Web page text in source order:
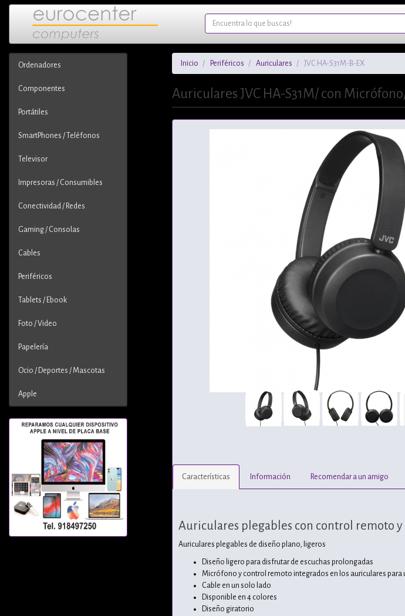
Ordenadores
Componentes
Portátiles
SmartPhones / Teléfonos
Televisor
Impresoras / Consumibles
Conectividad / Redes
Gaming / Consolas
Cables
Periféricos
Tablets / Ebook
Foto / Video
Papelería
Ocio / Deportes / Mascotas
Apple
Inicio Periféricos Auriculares JVC HA-S31M-B-EX
Auriculares JVC HA-S31M/ con
Características Información Recomendar a un amigo
Auriculares plegables con control remoto y
Auriculares plegables de diseño plano, ligeros
Diseño ligero para disfrutar de escuchas prolongadas
Micrófono y control remoto integrados en los auriculares para
Cable en un solo lado
Disponible en 4 colores
Diseño giratorio